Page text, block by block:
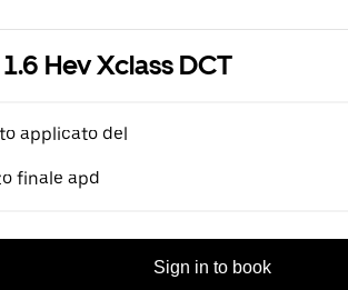
Hev Xclass DCT
applicato del
finale apd
Sign in to book